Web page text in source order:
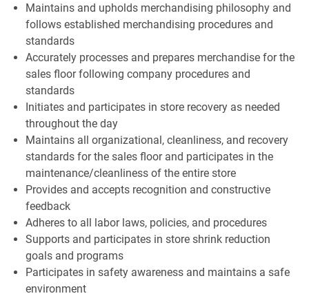
Maintains and upholds merchandising philosophy and
follows established merchandising procedures and
standards
Accurately processes and prepares merchandise for the
sales floor following company procedures and
standards
Initiates and participates in store recovery as needed
throughout the day
Maintains all organizational, cleanliness, and recovery
standards for the sales floor and participates in the
maintenance/cleanliness of the entire store
Provides and accepts recognition and constructive
feedback
Adheres to all labor laws, policies, and procedures
Supports and participates in store shrink reduction
goals and programs
Participates in safety awareness and maintains a safe
environment